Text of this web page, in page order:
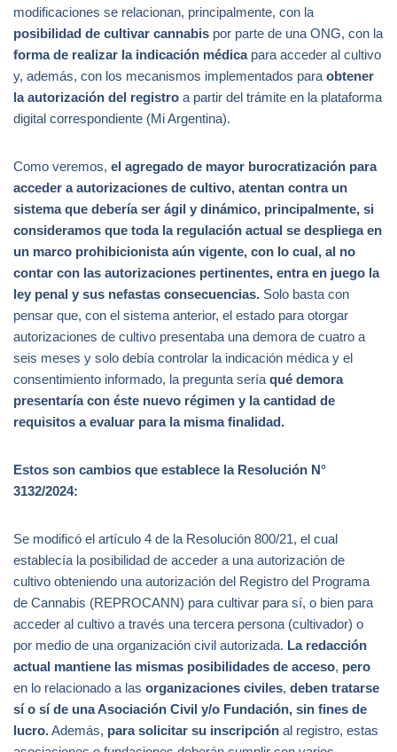
modificaciones se relacionan, principalmente, con la
posibilidad de cultivar cannabis por parte de una ONG, con la
forma de realizar la indicación médicapara acceder al cultivo
y, además, con los mecanismos implementados para obtener
la autorización del registro a partir del trámite en la plataforma
digital correspondiente (Mi Argentina).
Como veremos, el agregado de mayor burocratización para
acceder a autorizaciones de cultivo, atentan contra un
sistema que debería ser ágil y dinámico, principalmente, si
consideramos que toda la regulación actual se despliega en
un marco prohibicionista aún vigente, con lo cual, al no
contar con las autorizaciones pertinentes, entra en juego la
ley penal y sus nefastas consecuencias. Solo basta con
pensar que, con el sistema anterior, el estado para otorgar
autorizaciones de cultivo presentaba una demora de cuatro a
seis meses y solo debía controlar la indicación médica y el
consentimiento informado, la pregunta sería qué demora
presentaría con éste nuevo régimen y la cantidad de
requisitos a evaluar para la misma finalidad.
Estos son cambios que establece la Resolución N°
3132/2024:
Se modificó el artículo 4 de la Resolución 800/21, el cual
establecía la posibilidad de acceder a una autorización de
cultivo obteniendo una autorización del Registro del Programa
de Cannabis (REPROCANN) para cultivar para sí, o bien para
acceder al cultivo a través una tercera persona (cultivador) o
por medio de una organización civil autorizada. La redacción
actual mantiene las mismas posibilidades de acceso, pero
en lo relacionado a las organizaciones civiles, deben tratarse
sí o sí de una Asociación Civil y/o Fundación, sin fines de
lucro.Además, para solicitar su inscripción al registro, estas